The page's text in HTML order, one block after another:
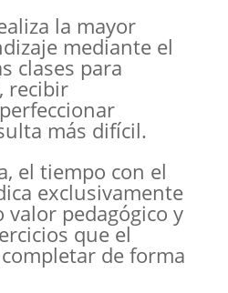
la mayor
mediante el
clases para
recibir
más difícil.
el tiempo con el
exclusivamente
valor pedagógico y
que el
de forma